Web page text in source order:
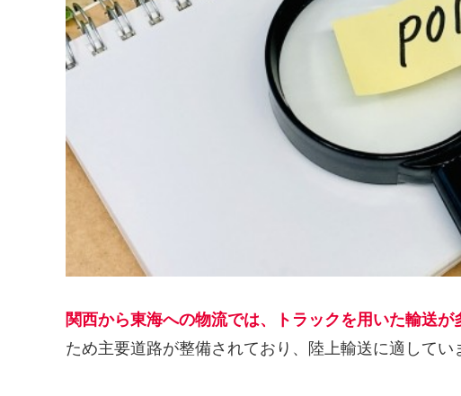
関西から東海への物流では、トラックを用いた輸送が
ため主要道路が整備されており、陸上輸送に適してい